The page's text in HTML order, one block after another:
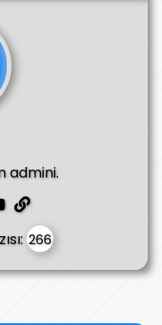
admini.
266